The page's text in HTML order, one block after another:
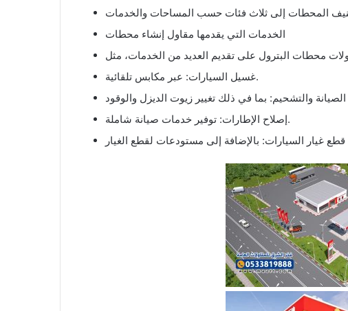
الخدمات التي يقدمها مقاول إنشاء محطات
غسيل السيارات: عبر مكابس تلقائية.
إصلاح الإطارات: توفير خدمات صيانة شاملة.